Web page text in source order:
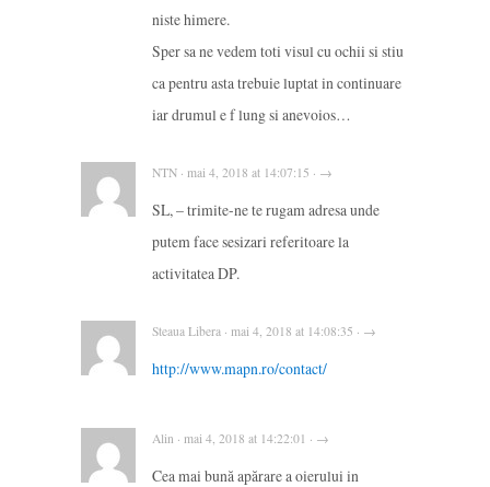
niste himere.
Sper sa ne vedem toti visul cu ochii si stiu
ca pentru asta trebuie luptat in continuare
iar drumul e f lung si anevoios…
NTN · mai 4, 2018 at 14:07:15 · →
SL, – trimite-ne te rugam adresa unde
putem face sesizari referitoare la
activitatea DP.
Steaua Libera · mai 4, 2018 at 14:08:35 · →
http://www.mapn.ro/contact/
Alin · mai 4, 2018 at 14:22:01 · →
Cea mai bună apărare a oierului in